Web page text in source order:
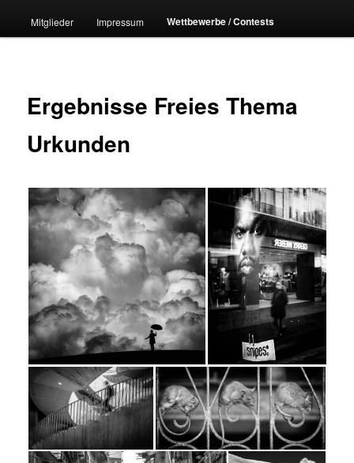
Mitglieder Impressum Wettbewerbe / Contests
Ergebnisse Freies Thema
Urkunden